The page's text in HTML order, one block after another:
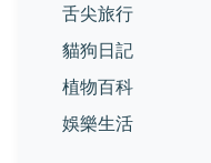
舌尖旅行
貓狗日記
植物百科
娛樂生活